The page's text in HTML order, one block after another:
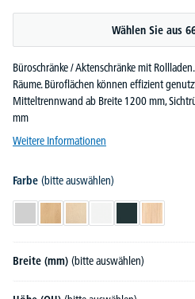
Wählen Sie aus
Büroschränke / Aktenschränke mit
Räume. Büroflächen können effizient
Mitteltrennwand ab Breite 1200 mm,
mm
Weitere Informationen
Farbe (bitte auswählen)
LichtgrauBuchedekorAhorndekor
Weiß AnthrazitEiche hell
Breite (mm) (bitte auswählen)